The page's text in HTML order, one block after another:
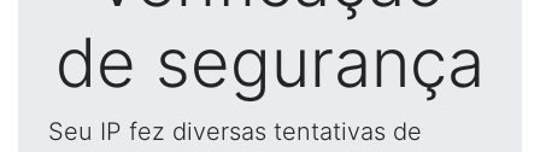
de segurança
Seu IP fez diversas tentativas de